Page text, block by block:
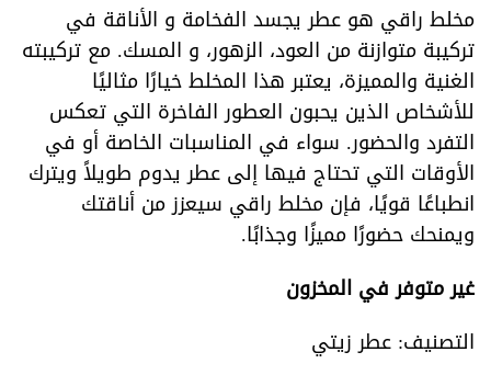
مخلط راقي هو عطر يجسد الفخامة و الأناقة في
تركيبة متوازنة من العود، الزهور، و المسك. مع تركيبته
الغنية والمميزة، يعتبر هذا المخلط خيارًا مثاليًا
للأشخاص الذين يحبون العطور الفاخرة التي تعكس
التفرد والحضور. سواء في المناسبات الخاصة أو في
الأوقات التي تحتاج فيها إلى عطر يدوم طويلاً ويترك
انطباعًا قويًا، فإن مخلط راقي سيعزز من أناقتك
ويمنحك حضورًا مميزًا وجذابًا.
غير متوفر في المخزون
التصنيف: عطر زيتي